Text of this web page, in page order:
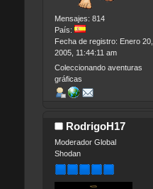
Mensajes: 814
País:
Fecha de registro: Enero 20,
2005, 11:44:11 am
Coleccionando aventuras
gráficas
RodrigoH17
Moderador Global
Shodan